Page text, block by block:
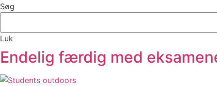
Søg
Luk
Endelig færdig med